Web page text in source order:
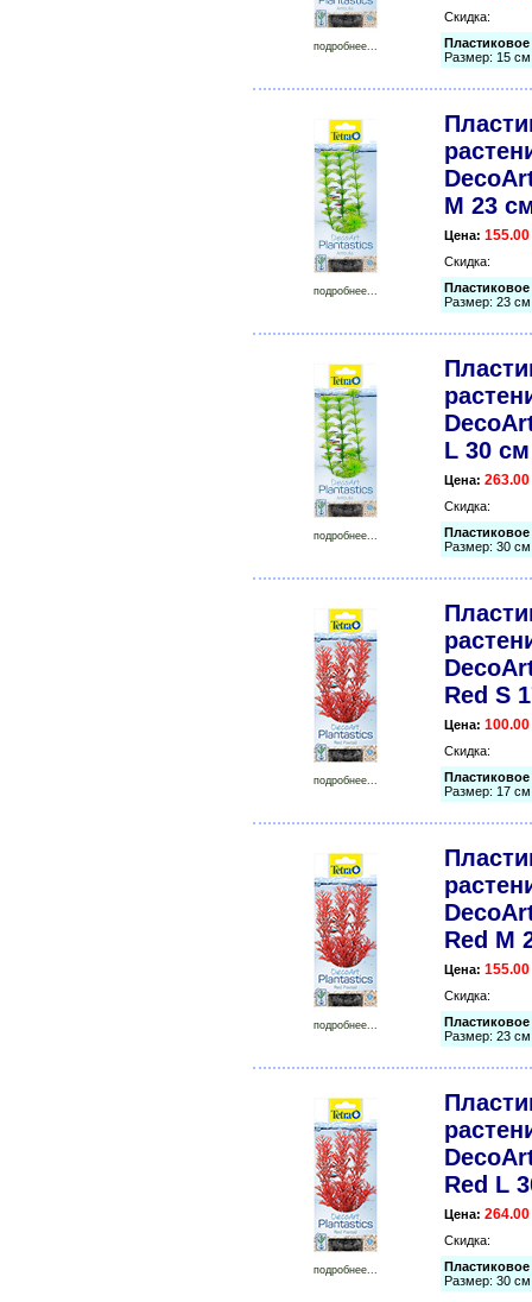
подробнее...
Скидка:
Размер: 15 см
подробнее...
M 23
Цена: 155.00
Скидка:
Размер: 23 см
подробнее...
L 30 см
Цена: 263.00
Скидка:
Размер: 30 см
подробнее...
Red S
Цена: 100.00
Скидка:
Размер: 17 см
подробнее...
Red M
Цена: 155.00
Скидка:
Размер: 23 см
подробнее...
Red L
Цена: 264.00
Скидка:
Размер: 30 см